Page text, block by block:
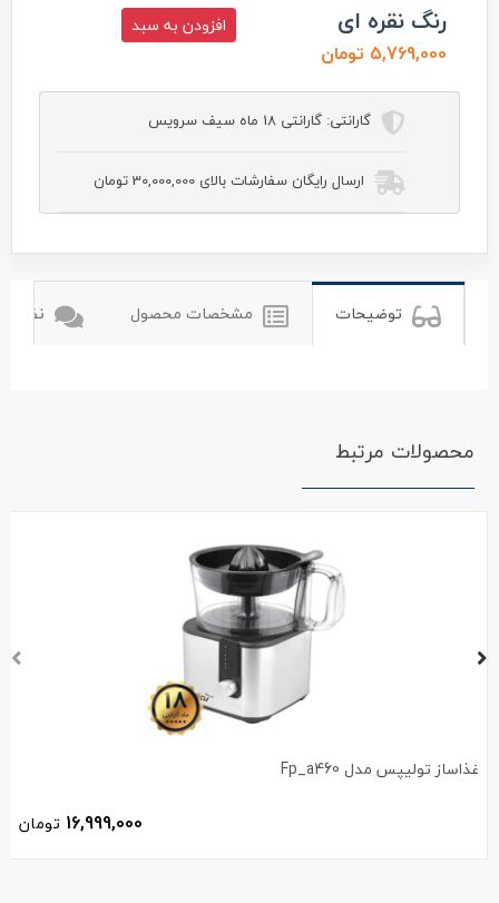
رنگ نقره ای
5,769,000 تومان
افزودن به سبد
گارانتی: گارانتی 18 ماه سیف سرویس
ارسال رایگان سفارشات بالای 30,000,000 تومان
توضیحات مشخصات محصول نظرات
محصولات مرتبط
غذاساز تولیپس مدل Fp_a460
16,999,000 تومان